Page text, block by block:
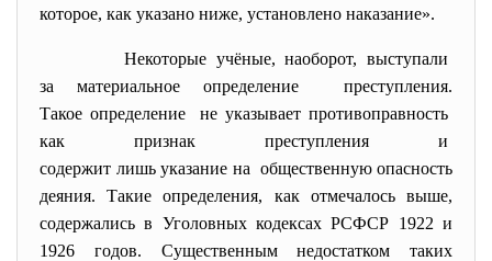
которое, как указано ниже, установлено наказание».
Некоторые учёные, наоборот, выступали
за материальное определение преступления.
Такое определение не указывает противоправность
как признак преступления и
содержит лишь указание на общественную опасность
деяния. Такие определения, как отмечалось выше,
содержались в Уголовных кодексах РСФСР 1922 и
1926 годов. Существенным недостатком таких